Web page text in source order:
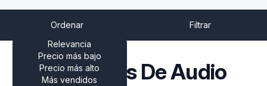
Ordenar
Relevancia
Precio más bajo
Precio más alto
Más vendidos
Filtrar
Monitores De Audio